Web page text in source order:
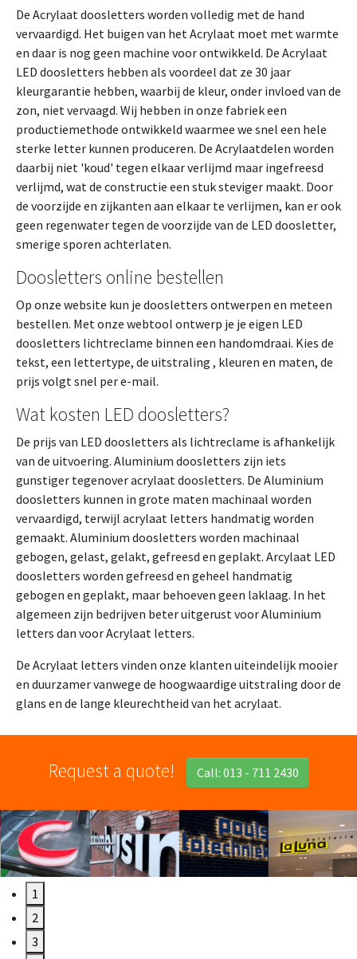
De Acrylaat doosletters worden volledig met de hand
vervaardigd. Het buigen van het Acrylaat moet met warmte
en daar is nog geen machine voor ontwikkeld. De Acrylaat
LED doosletters hebben als voordeel dat ze 30 jaar
kleurgarantie hebben, waarbij de kleur, onder invloed van de
zon, niet vervaagd. Wij hebben in onze fabriek een
productiemethode ontwikkeld waarmee we snel een hele
sterke letter kunnen produceren. De Acrylaatdelen worden
daarbij niet 'koud' tegen elkaar verlijmd maar ingefreesd
verlijmd, wat de constructie een stuk steviger maakt. Door
de voorzijde en zijkanten aan elkaar te verlijmen, kan er ook
geen regenwater tegen de voorzijde van de LED doosletter,
smerige sporen achterlaten.
Doosletters online bestellen
Op onze website kun je doosletters ontwerpen en meteen
bestellen. Met onze webtool ontwerp je je eigen LED
doosletters lichtreclame binnen een handomdraai. Kies de
tekst, een lettertype, de uitstraling , kleuren en maten, de
prijs volgt snel per e-mail.
Wat kosten LED doosletters?
De prijs van LED doosletters als lichtreclame is afhankelijk
van de uitvoering. Aluminium doosletters zijn iets
gunstiger tegenover acrylaat doosletters. De Aluminium
doosletters kunnen in grote maten machinaal worden
vervaardigd, terwijl acrylaat letters handmatig worden
gemaakt. Aluminium doosletters worden machinaal
gebogen, gelast, gelakt, gefreesd en geplakt. Arcylaat LED
doosletters worden gefreesd en geheel handmatig
gebogen en geplakt, maar behoeven geen laklaag. In het
algemeen zijn bedrijven beter uitgerust voor Aluminium
letters dan voor Acrylaat letters.
De Acrylaat letters vinden onze klanten uiteindelijk mooier
en duurzamer vanwege de hoogwaardige uitstraling door de
glans en de lange kleurechtheid van het acrylaat.
Request a quote! Call: 013 - 711 2430
1
2
3